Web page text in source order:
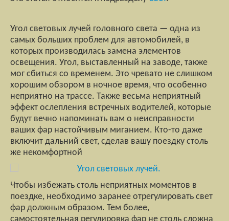
Продаём
Делимся опытом
Угол световых лучей головного света — одна из
самых больших проблем для автомобилей, в
которых производилась замена элементов
освещения. Угол, выставленный на заводе, также
мог сбиться со временем. Это чревато не слишком
хорошим обзором в ночное время, что особенно
неприятно на трассе. Также весьма неприятный
эффект ослепления встречных водителей, которые
будут вечно напоминать вам о неисправности
ваших фар настойчивым миганием. Кто-то даже
включит дальний свет, сделав вашу поездку столь
же некомфортной
Чтобы избежать столь неприятных моментов в
поездке, необходимо заранее отрегулировать свет
фар должным образом. Тем более,